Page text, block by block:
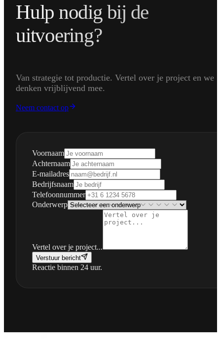
Hulp nodig bij de
uitvoering?
Van strategie tot productie. Vertel over je project en we
denken vrijblijvend mee.
Neem contact op
Voornaam
Achternaam
E-mailadres
Bedrijfsnaam
Telefoonnummer
Onderwerp
Vertel over je project...
Verstuur bericht
Reactie binnen 24 uur.